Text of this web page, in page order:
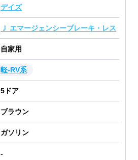
デイズ
Ｊ エマージェンシーブレーキ・レス
自家用
軽-RV系
5 ドア
ブラウン
ガソリン
-